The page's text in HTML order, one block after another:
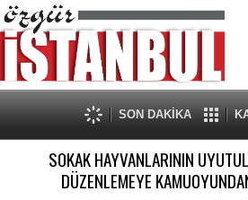
SON DAKİKA
SOKAK HAYVANLARININ
DÜZENLEMEYE